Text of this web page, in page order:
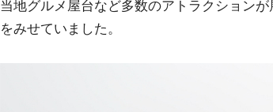
当地グルメ屋台など多数のアトラクション
をみせていました。